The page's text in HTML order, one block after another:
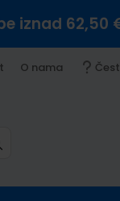
iznad 62,50
O nama